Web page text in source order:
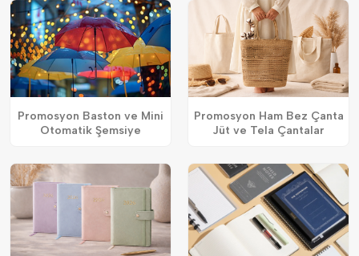
Promosyon Baston ve Mini
Otomatik Şemsiye
Promosyon Ham Bez Çanta
Jüt ve Tela Çantalar